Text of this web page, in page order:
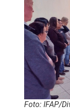
Foto: IFAP/